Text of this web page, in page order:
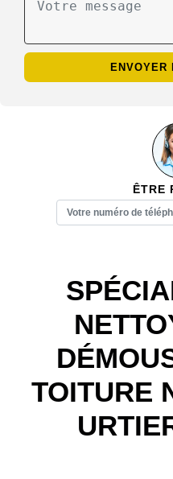
ÊTRE
TOITURE